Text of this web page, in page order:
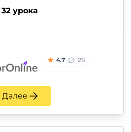
32 урока
4.7 126
Далее